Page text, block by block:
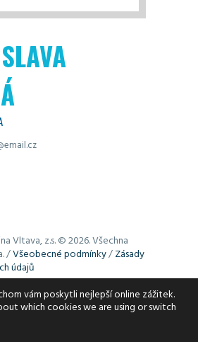
Vltava, z.s. © 2026. Všechna
/Všeobecné podmínky/Zásady
údajů
cookies. Využívání cookies lze
jak potřebujete (např. je
Podrobné informace uvádí
vám poskytli nejlepší online zážitek.
which cookies we are using or switch